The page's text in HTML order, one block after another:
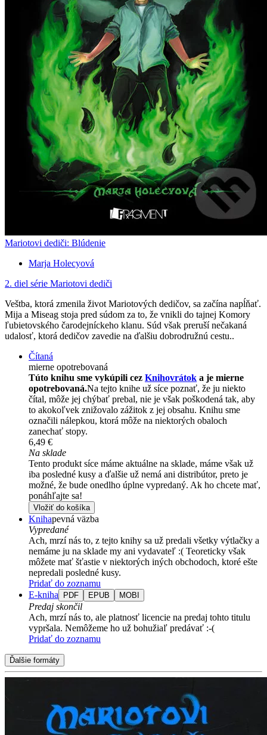
Mariotovi dediči: Blúdenie
Marja Holecyová
2. diel série Mariotovi dediči
Veštba, ktorá zmenila život Mariotových dedičov, sa začína napĺňať.
Mija a Miseag stoja pred súdom za to, že vnikli do tajnej Komory
ľubietovského čarodejníckeho klanu. Súd však preruší nečakaná
udalosť, ktorá dedičov zavedie na ďalšiu dobrodružnú cestu..
Čítaná
mierne opotrebovaná
Túto knihu sme vykúpili cez Knihovrátok a je mierne
opotrebovaná.Na tejto knihe už síce poznať, že ju niekto
čítal, môže jej chýbať prebal, nie je však poškodená tak, aby
to akokoľvek znižovalo zážitok z jej obsahu. Knihu sme
označili nálepkou, ktorá môže na niektorých obaloch
zanechať stopy.
6,49 €
Na sklade
Tento produkt síce máme aktuálne na sklade, máme však už
iba posledné kusy a ďalšie už nemá ani distribútor, preto je
možné, že bude onedlho úplne vypredaný. Ak ho chcete mať,
ponáhľajte sa!
Vložiť do košíka
Knihapevná väzba
Vypredané
Ach, mrzí nás to, z tejto knihy sa už predali všetky výtlačky a
nemáme ju na sklade my ani vydavateľ :( Teoreticky však
môžete mať šťastie v niektorých iných obchodoch, ktoré ešte
nepredali posledné kusy.
Pridať do zoznamu
E-kniha
PDF EPUB MOBI
Predaj skončil
Ach, mrzí nás to, ale platnosť licencie na predaj tohto titulu
vypršala. Nemôžeme ho už bohužiaľ predávať :-(
Pridať do zoznamu
Ďalšie formáty